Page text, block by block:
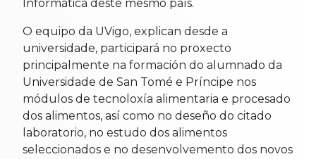
Informática deste mesmo país.
O equipo da UVigo, explican desde a
universidade, participará no proxecto
principalmente na formación do alumnado da
Universidade de San Tomé e Príncipe nos
módulos de tecnoloxía alimentaria e procesado
dos alimentos, así como no deseño do citado
laboratorio, no estudo dos alimentos
seleccionados e no desenvolvemento dos novos